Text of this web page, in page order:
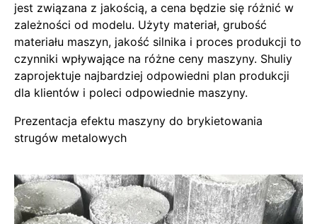
jest związana z jakością, a cena będzie się różnić w
zależności od modelu. Użyty materiał, grubość
materiału maszyn, jakość silnika i proces produkcji to
czynniki wpływające na różne ceny maszyny. Shuliy
zaprojektuje najbardziej odpowiedni plan produkcji
dla klientów i poleci odpowiednie maszyny.
Prezentacja efektu maszyny do brykietowania
strugów metalowych